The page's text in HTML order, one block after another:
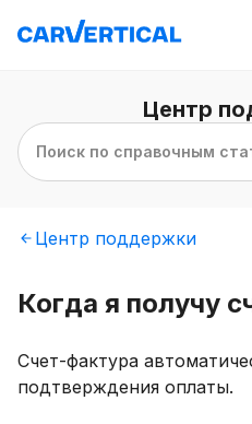
Центр
Поиск по справочным
Центр поддержки
Когда я получу
Счет-фактура
подтверждения оплаты.